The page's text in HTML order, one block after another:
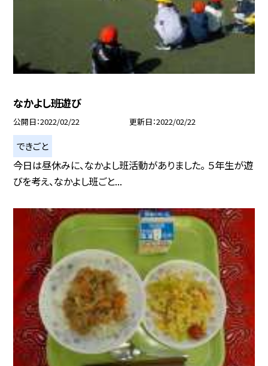
なかよし班遊び
公開日 2022/02/22 更新日 2022/02/22
できごと
今日は昼休みに、なかよし班活動がありました。 ５年生が遊
びを考え、なかよし班ごと...